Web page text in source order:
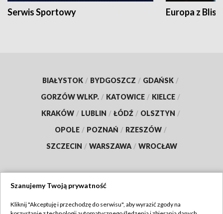
Serwis Sportowy Europa z
BIAŁYSTOK / BYDGOSZCZ / GDAŃSK /
GORZÓW WLKP. / KATOWICE / KIELCE /
KRAKÓW / LUBLIN / ŁÓDŹ / OLSZTYN /
OPOLE / POZNAŃ / RZESZÓW /
SZCZECIN / WARSZAWA / WROCŁAW
Szanujemy Twoją prywatność
Kliknij "Akceptuję i przechodzę do serwisu", aby wyrazić zgody na